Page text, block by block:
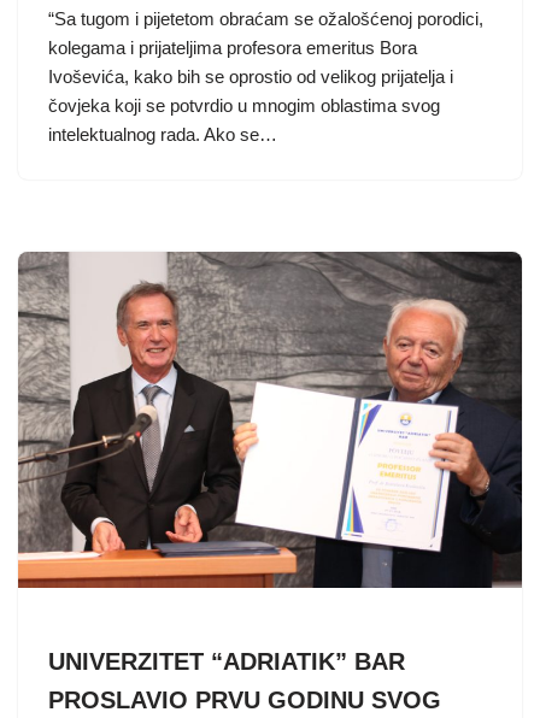
“Sa tugom i pijetetom obraćam se ožalošćenoj porodici,
kolegama i prijateljima profesora emeritus Bora
Ivoševića, kako bih se oprostio od velikog prijatelja i
čovjeka koji se potvrdio u mnogim oblastima svog
intelektualnog rada. Ako se…
UNIVERZITET “ADRIATIK” BAR
PROSLAVIO PRVU GODINU SVOG